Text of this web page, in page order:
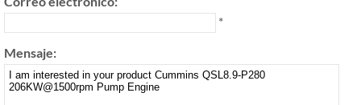
*
Mensaje: